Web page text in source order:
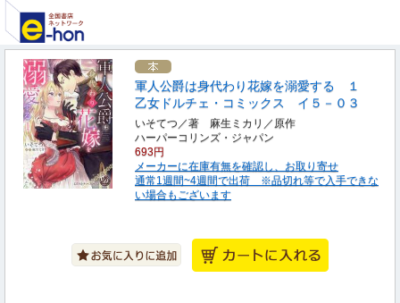
軍人公爵は身代わり花嫁を溺愛する １
乙女ドルチェ・コミックス イ５－０３
いそてつ／著 麻生ミカリ／原作
ハーパーコリンズ・ジャパン
693円
メーカーに在庫有無を確認し、お取り寄せ
通常1週間~4週間で出荷 ※品切れ等で入手できな
い場合もございます